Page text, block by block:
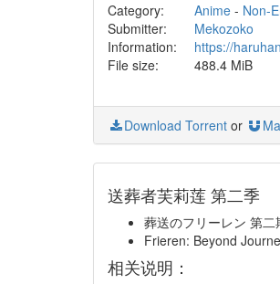
Category: Anime- Non-
Submitter:
Mekozoko
Information:
https://
File size:
488.4 MiB
Download Torrent or
送葬者芙莉莲 第二季
葬送のフリーレン 第二
Frieren: Beyond
相关说明：